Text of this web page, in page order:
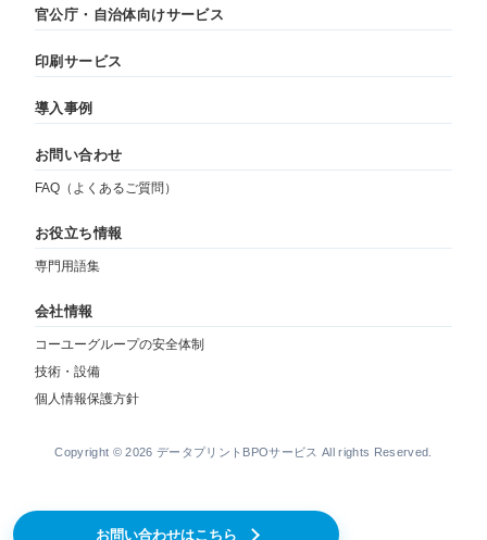
お問い合わせはこちら
官公庁・自治体向けサービス
印刷サービス
導入事例
お問い合わせ
FAQ（よくあるご質問）
お役立ち情報
専門用語集
会社情報
コーユーグループの安全体制
技術・設備
個人情報保護方針
Copyright © 2026 データプリントBPOサービス All rights Reserved.